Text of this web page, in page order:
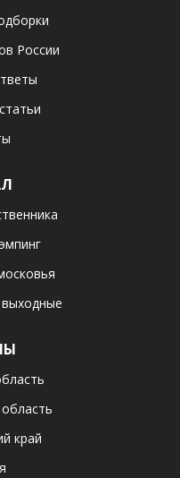
России
край